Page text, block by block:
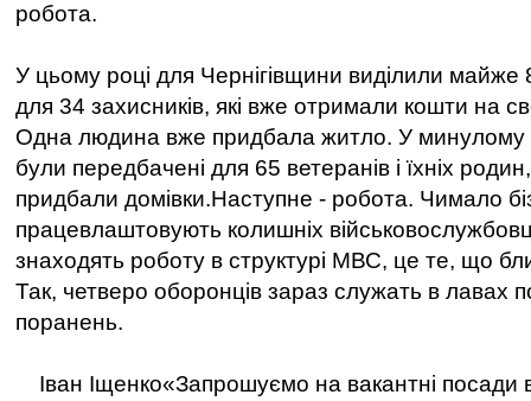
робота.
У цьому році для Чернігівщини виділили майже
для 34 захисників, які вже отримали кошти на
Одна людина вже придбала житло. У минулому
були передбачені для 65 ветеранів і їхніх
придбали домівки.Наступне - робота. Чимало
працевлаштовують колишніх
знаходять роботу в структурі МВС, це те, що
Так, четверо оборонців зараз служать в лавах
поранень.
Іван Іщенко«Запрошуємо на вакантні посади